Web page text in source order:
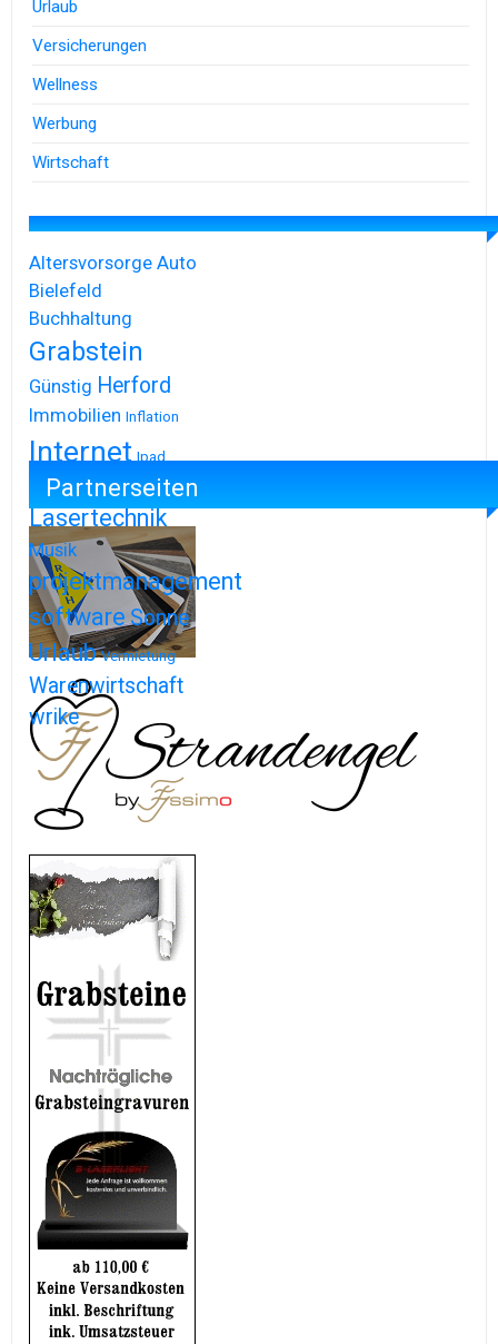
Urlaub
Versicherungen
Wellness
Werbung
Wirtschaft
Altersvorsorge Auto
Bielefeld
Buchhaltung
Grabstein
Günstig Herford
Immobilien Inflation
Internet Ipad
Iphone
Lasertechnik
Musik
projektmanagement
softwareSonne
Urlaub Vermietung
Warenwirtschaft
wrike
Partnerseiten